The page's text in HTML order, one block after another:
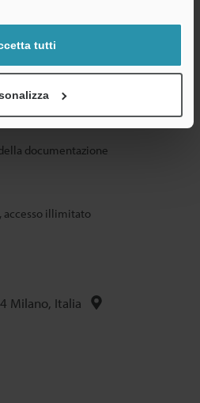
tutti
informazioni personali non saranno
documentazione
accesso illimitato
Milano, Italia